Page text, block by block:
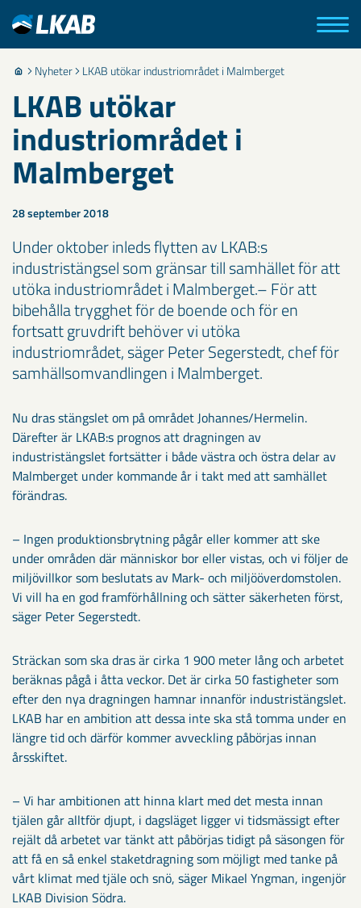
Nyheter LKAB utökar industriområdet i Malmberget
LKAB utökar
industriområdet i
Malmberget
28 september 2018
Under oktober inleds flytten av LKAB:s
industristängsel som gränsar till samhället för att
utöka industriområdet i Malmberget.– För att
bibehålla trygghet för de boende och för en
fortsatt gruvdrift behöver vi utöka
industriområdet, säger Peter Segerstedt, chef för
samhällsomvandlingen i Malmberget.
Nu dras stängslet om på området Johannes/Hermelin.
Därefter är LKAB:s prognos att dragningen av
industristängslet fortsätter i både västra och östra delar av
Malmberget under kommande år i takt med att samhället
förändras.
– Ingen produktionsbrytning pågår eller kommer att ske
under områden där människor bor eller vistas, och vi följer de
miljövillkor som beslutats av Mark- och miljööverdomstolen.
Vi vill ha en god framförhållning och sätter säkerheten först,
säger Peter Segerstedt.
Sträckan som ska dras är cirka 1 900 meter lång och arbetet
beräknas pågå i åtta veckor. Det är cirka 50 fastigheter som
efter den nya dragningen hamnar innanför industristängslet.
LKAB har en ambition att dessa inte ska stå tomma under en
längre tid och därför kommer avveckling påbörjas innan
årsskiftet.
– Vi har ambitionen att hinna klart med det mesta innan
tjälen går alltför djupt, i dagsläget ligger vi tidsmässigt efter
rejält då arbetet var tänkt att påbörjas tidigt på säsongen för
att få en så enkel staketdragning som möjligt med tanke på
vårt klimat med tjäle och snö, säger Mikael Yngman, ingenjör
LKAB Division Södra.